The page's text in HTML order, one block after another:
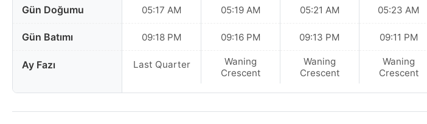
Gün Doğumu
Gün Batımı
Ay Fazı
05:17 AM
09:18 PM
Last Quarter
05:19 AM
09:16 PM
Waning
Crescent
05:21 AM
09:13 PM
Waning
Crescent
05:23 AM
09:11 PM
Waning
Crescent